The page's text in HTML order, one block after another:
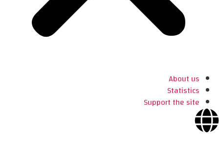
About us
Statistics
Support the site